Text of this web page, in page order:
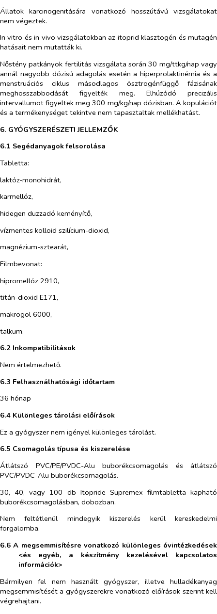
Állatok karcinogenitására vonatkozó hosszútávú vizsgálatokat
nem végeztek.
In vitro ésin vivo vizsgálatokban az itoprid klasztogén és mutagén
hatásait nem mutatták ki.
Nőstény patkányok fertilitás vizsgálata során 30 mg/ttkg/nap vagy
annál nagyobb dózisú adagolás esetén a hiperprolaktinémia és a
menstruációs ciklus másodlagos ösztrogénfüggő fázisának
meghosszabbodását figyelték meg. Elhúzódó precizális
intervallumot figyeltek meg 300 mg/kg/nap dózisban. A kopulációt
és a termékenységet tekintve nem tapasztaltak mellékhatást.
6. GYÓGYSZERÉSZETI JELLEMZŐK
6.1 Segédanyagok felsorolása
Tabletta:
laktóz-monohidrát,
karmellóz,
hidegen duzzadó keményítő,
vízmentes kolloid szilícium-dioxid,
magnézium-sztearát,
Filmbevonat:
hipromellóz 2910,
titán-dioxid E171,
makrogol 6000,
talkum.
6.2 Inkompatibilitások
Nem értelmezhető.
6.3 Felhasználhatósági időtartam
36 hónap
6.4 Különleges tárolási előírások
Ez a gyógyszer nem igényel különleges tárolást.
6.5 Csomagolás típusa és kiszerelése
Átlátszó PVC/PE/PVDC-Alu buborékcsomagolás és átlátszó
PVC/PVDC-Alu buborékcsomagolás.
30, 40, vagy 100 db Itopride Supremex filmtabletta kapható
buborékcsomagolásban, dobozban.
Nem feltétlenül mindegyik kiszerelés kerül kereskedelmi
forgalomba.
6.6 A megsemmisítésre vonatkozó különleges óvintézkedések
<és egyéb, a készítmény kezelésével kapcsolatos
információk>
Bármilyen fel nem használt gyógyszer, illetve hulladékanyag
megsemmisítését a gyógyszerekre vonatkozó előírások szerint kell
végrehajtani.